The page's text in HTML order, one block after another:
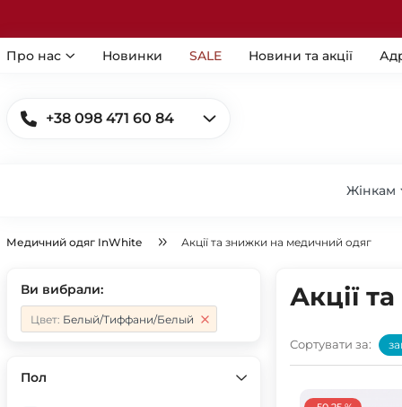
Про нас Новинки SALE Новини та акції
+38 098 471 60 84
Жінкам
Медичний одяг InWhite Акції та знижки на медичний одяг
Ви вибрали:
Цвет: Белый/Тиффани/Белый
Пол
Акції
Сортувати за: